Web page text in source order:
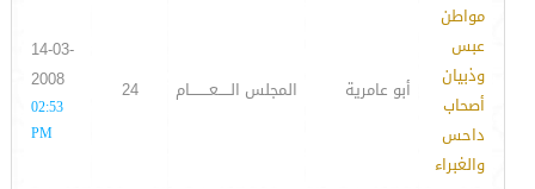
مواطن
عبس
وذبيان
أصحاب
داحس
والغبراء
أبو عامرية المجلس الـــــعــــــــام 24
14-03-
2008
02:53
PM